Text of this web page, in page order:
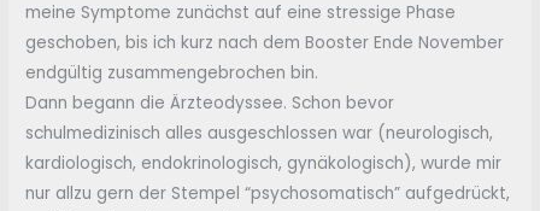
meine Symptome zunächst auf eine stressige Phase
geschoben, bis ich kurz nach dem Booster Ende November
endgültig zusammengebrochen bin.
Dann begann die Ärzteodyssee. Schon bevor
schulmedizinisch alles ausgeschlossen war (neurologisch,
kardiologisch, endokrinologisch, gynäkologisch), wurde mir
nur allzu gern der Stempel “psychosomatisch” aufgedrückt,